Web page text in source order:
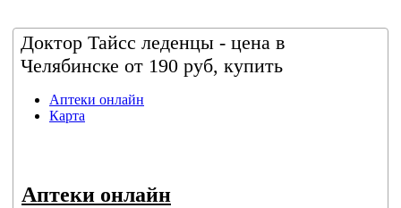
Доктор Тайсс леденцы - цена в
Челябинске от 190 руб, купить
Аптеки онлайн
Карта
Аптеки онлайн